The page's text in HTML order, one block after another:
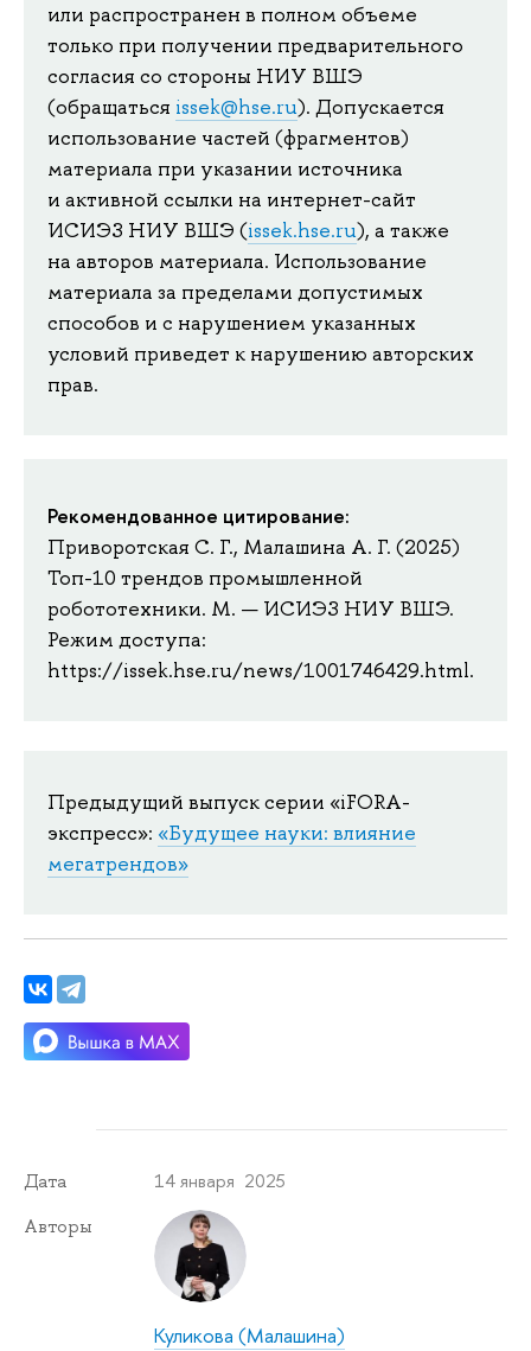
или распространен в полном объеме
только при получении предварительного
согласия со стороны НИУ ВШЭ
(обращаться issek@hse.ru). Допускается
использование частей (фрагментов)
материала при указании источника
и активной ссылки на интернет-сайт
ИСИЭЗ НИУ ВШЭ (issek.hse.ru), а также
на авторов материала. Использование
материала за пределами допустимых
способов и с нарушением указанных
условий приведет к нарушению авторских
прав.
Рекомендованное цитирование:
Приворотская С. Г., Малашина А. Г. (2025)
Топ-10 трендов промышленной
робототехники. М. — ИСИЭЗ НИУ ВШЭ.
Режим доступа:
https://issek.hse.ru/news/1001746429.html.
Предыдущий выпуск серии «iFORA-
экспресс»: «Будущее науки: влияние
мегатрендов»
Дата 14 января 2025
Авторы
Куликова (Малашина)